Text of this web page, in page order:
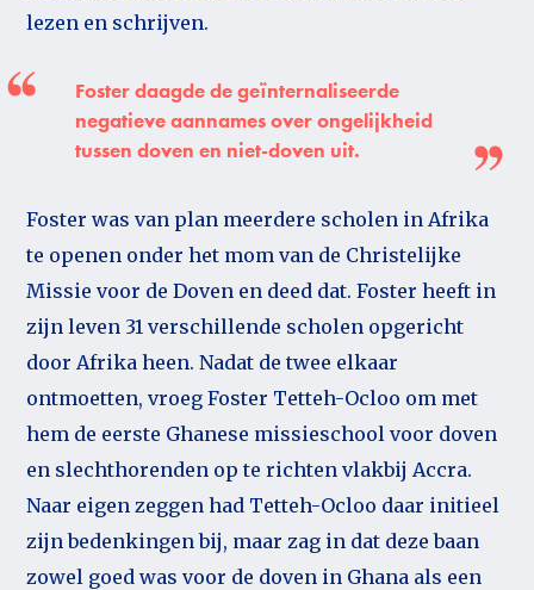
lezen en schrijven.
Foster daagde de geïnternaliseerde
negatieve aannames over ongelijkheid
tussen doven en niet-doven uit.
Foster was van plan meerdere scholen in Afrika
te openen onder het mom van de Christelijke
Missie voor de Doven en deed dat. Foster heeft in
zijn leven 31 verschillende scholen opgericht
door Afrika heen. Nadat de twee elkaar
ontmoetten, vroeg Foster Tetteh-Ocloo om met
hem de eerste Ghanese missieschool voor doven
en slechthorenden op te richten vlakbij Accra.
Naar eigen zeggen had Tetteh-Ocloo daar initieel
zijn bedenkingen bij, maar zag in dat deze baan
zowel goed was voor de doven in Ghana als een